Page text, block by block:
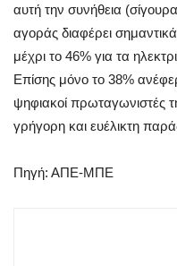
αυτή την συνήθεια
αγοράς διαφέρει
μέχρι το 46% για τα
Επίσης μόνο το 38%
ψηφιακοί πρωταγωνιστές
γρήγορη και ευέλικτη
Πηγή: ΑΠΕ-ΜΠΕ